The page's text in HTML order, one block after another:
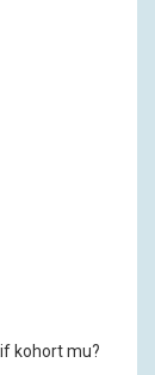
kohort mu?